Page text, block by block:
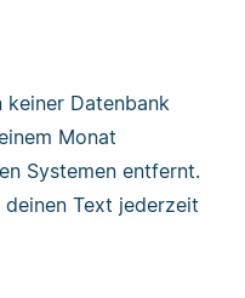
Datenbank
Monat
Systemen entfernt.
Text jederzeit